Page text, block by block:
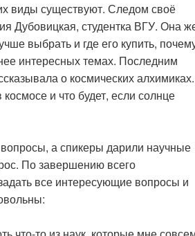
виды существуют. Следом своё
Дубовицкая, студентка ВГУ. Она
выбрать и где его купить,
интересных темах. Последним
о космических алхимиках.
и что будет, если солнце
а спикеры дарили научные
По завершению всего
все интересующие вопросы и